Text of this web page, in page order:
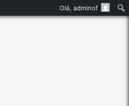
Olá, adminof